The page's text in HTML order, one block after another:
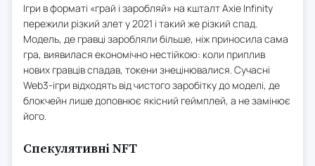
Ігри в форматі «грай і заробляй» на кшталт Axie Infinity
пережили різкий злет у 2021 і такий же різкий спад.
Модель, де гравці заробляли більше, ніж приносила сама
гра, виявилася економічно нестійкою: коли приплив
нових гравців спадав, токени знецінювалися. Сучасні
Web3-ігри відходять від чистого заробітку до моделі, де
блокчейн лише доповнює якісний геймплей, а не замінює
його.
Спекулятивні NFT